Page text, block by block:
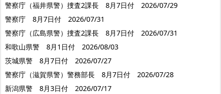
警察庁（福井県警）捜査2課長 8月7日付 2026/07/29
警察庁 8月7日付 2026/07/31
警察庁（広島県警）捜査2課長 8月7日付 2026/07/31
和歌山県警 8月1日付 2026/08/03
茨城県警 8月7日付 2026/07/27
警察庁（滋賀県警）警務部長 8月7日付 2026/07/28
新潟県警 8月3日付 2026/07/17